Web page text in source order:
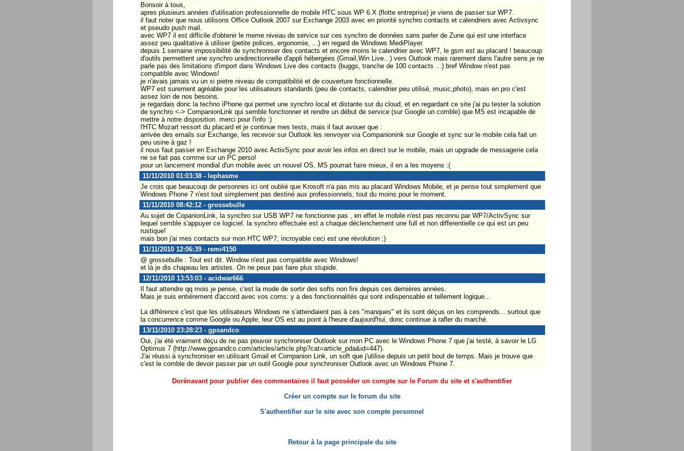
Bonsoir à tous,
apres plusieurs années d'utilisation professionnelle de mobile HTC sous WP 6.X (flotte entreprise) je viens de passer sur WP7.
il faut noter que nous utilisons Office Outlook 2007 sur Exchange 2003 avec en priorité synchro contacts et calendriers avec Activsync
et pseudo push mail.
avec WP7 il est difficile d'obtenir le meme niveau de service sur ces synchro de données sans parler de Zune qui est une interface
assez peu qualitative à utiliser (petite polices, ergonomie, ...) en regard de Windows MediPlayer.
depuis 1 semaine impossibilité de synchroniser des contacts et encore moins le calendrier avec WP7, le gsm est au placard ! beaucoup
d'outils permettent une synchro unidirectionnelle d'appli hébergées (Gmail,Win Live...) vers Outlook mais rarement dans l'autre sens.je ne
parle pas des limitations d'import dans Windows Live des contacts (buggs, tranche de 100 contacts ...) bref Window n'est pas
compatible avec Windows!
je n'avais jamais vu un si pietre niveau de compatibilité et de couverture fonctionnelle.
WP7 est surement agréable pour les utilisateurs standards (peu de contacts, calendrier peu utilisé, music,photo), mais en pro c'est
assez loin de nos besoins.
je regardais donc la techno iPhone qui permet une synchro local et distante sur du cloud, et en regardant ce site j'ai pu tester la solution
de synchro <-> CompanionLink qui semble fonctionner et rendre un début de service (sur Google un comble) que MS est incapable de
mettre à notre disposition. merci pour l'info :)
l'HTC Mozart ressort du placard et je continue mes tests, mais il faut avouer que :
arrivée des emails sur Exchange, les recevoir sur Outlook les renvoyer via Companionink sur Google et sync sur le mobile cela fait un
peu usine à gaz !
il nous faut passer en Exchange 2010 avec ActivSync pour avoir les infos en direct sur le mobile, mais un upgrade de messagerie cela
ne se fait pas comme sur un PC perso!
pour un lancement mondial d'un mobile avec un nouvel OS, MS pourrait faire mieux, il en a les moyens :(
11/11/2010 01:03:38 - lephasme
Je crois que beaucoup de personnes ici ont oublié que Krosoft n'a pas mis au placard Windows Mobile, et je pense tout simplement que
Windows Phone 7 n'est tout simplement pas destiné aux professionnels, tout du moins pour le moment.
11/11/2010 08:42:12 - grossebulle
Au sujet de CopanionLink, la synchro sur USB WP7 ne fonctionne pas , en effet le mobile n'est pas reconnu par WP7/ActivSync sur
lequel semble s'appuyer ce logiciel. la synchro effectuée est a chaque déclenchement une full et non differentielle ce qui est un peu
rustique!
mais bon j'ai mes contacts sur mon HTC WP7; incroyable ceci est une révolution ;)
11/11/2010 12:06:39 - remi4150
@ grossebulle : Tout est dit. Window n'est pas compatible avec Windows!
et là je dis chapeau les artistes. On ne peux pas faire plus stupide.
12/11/2010 13:53:03 - acidwar666
Il faut attendre qq mois je pense, c'est la mode de sortir des softs non fini depuis ces dernières années.
Mais je suis entièrement d'accord avec vos coms: y a des fonctionnalités qui sont indispensable et tellement logique...
La différence c'est que les utilisateurs Windows ne s'attendaient pas à ces "manques" et ils sont déçus on les comprends... surtout que
la concurrence comme Google ou Apple, leur OS est au point à l'heure d'aujourd'hui, donc continue à rafler du marché.
13/11/2010 23:28:23 - gpsandco
Oui, j'ai été vraiment déçu de ne pas pouvoir synchroniser Outlook sur mon PC avec le Windows Phone 7 que j'ai testé, à savoir le LG
Optimus 7 (http://www.gpsandco.com/articles/article.php?cat=article_pda&id=447).
J'ai réussi à synchroniser en utilisant Gmail et Companion Link, un soft que j'utilise depuis un petit bout de temps. Mais je trouve que
c'est le comble de devoir passer par un outil Google pour synchroniser Outlook avec un Windows Phone 7.
Dorénavant pour publier des commentaires il faut posséder un compte sur le Forum du site et s'authentifier
Créer un compte sur le forum du site
S'authentifier sur le site avec son compte personnel
Retour à la page principale du site